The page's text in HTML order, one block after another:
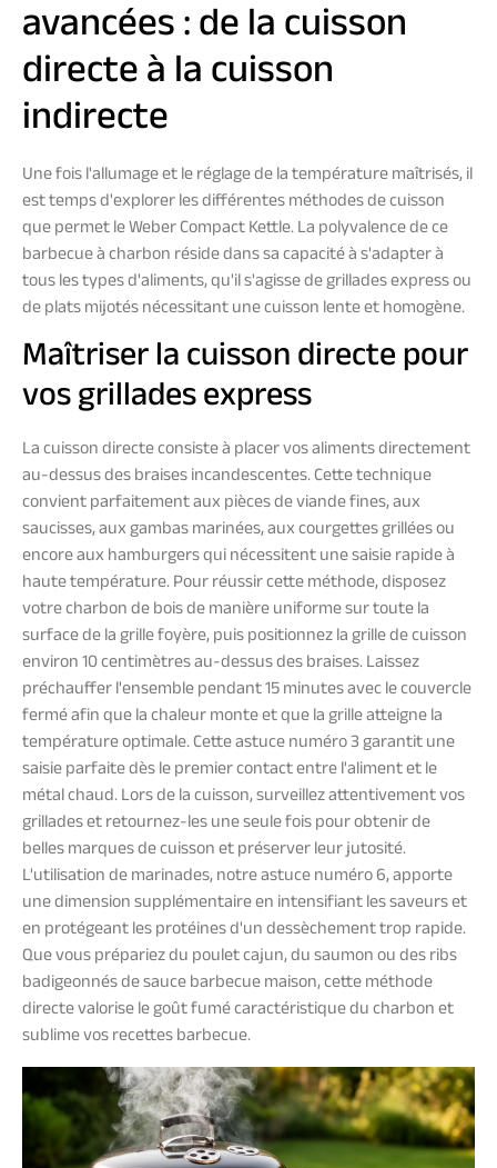
avancées : de la cuisson
directe à la cuisson
indirecte
Une fois l'allumage et le réglage de la température maîtrisés, il
est temps d'explorer les différentes méthodes de cuisson
que permet le Weber Compact Kettle. La polyvalence de ce
barbecue à charbon réside dans sa capacité à s'adapter à
tous les types d'aliments, qu'il s'agisse de grillades express ou
de plats mijotés nécessitant une cuisson lente et homogène.
Maîtriser la cuisson directe pour
vos grillades express
La cuisson directe consiste à placer vos aliments directement
au-dessus des braises incandescentes. Cette technique
convient parfaitement aux pièces de viande fines, aux
saucisses, aux gambas marinées, aux courgettes grillées ou
encore aux hamburgers qui nécessitent une saisie rapide à
haute température. Pour réussir cette méthode, disposez
votre charbon de bois de manière uniforme sur toute la
surface de la grille foyère, puis positionnez la grille de cuisson
environ 10 centimètres au-dessus des braises. Laissez
préchauffer l'ensemble pendant 15 minutes avec le couvercle
fermé afin que la chaleur monte et que la grille atteigne la
température optimale. Cette astuce numéro 3 garantit une
saisie parfaite dès le premier contact entre l'aliment et le
métal chaud. Lors de la cuisson, surveillez attentivement vos
grillades et retournez-les une seule fois pour obtenir de
belles marques de cuisson et préserver leur jutosité.
L'utilisation de marinades, notre astuce numéro 6, apporte
une dimension supplémentaire en intensifiant les saveurs et
en protégeant les protéines d'un dessèchement trop rapide.
Que vous prépariez du poulet cajun, du saumon ou des ribs
badigeonnés de sauce barbecue maison, cette méthode
directe valorise le goût fumé caractéristique du charbon et
sublime vos recettes barbecue.